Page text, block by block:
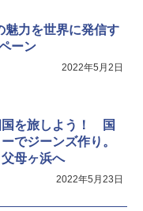
魅力を世界に発信す
ーン
2022年5月2日
国を旅しよう！ 国
でジーンズ作り。
母ヶ浜へ
2022年5月23日